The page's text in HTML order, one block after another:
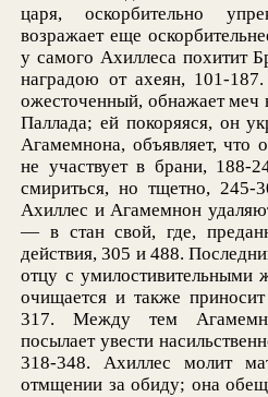
царя, оскорбительно
возражает еще
у самого Ахиллеса похитит
наградою от ахеян, 101-
ожесточенный, обнажает меч
Паллада; ей покоряяся, он
Агамемнона, объявляет, что
не участвует в брани, 188-
смириться, но тщетно, 245-
Ахиллес и Агамемнон
— в стан свой, где,
действия, 305 и 488.
отцу с умилостивительными
очищается и также
317. Между тем
посылает увести
318-348. Ахиллес молит
отмщении за обиду; она